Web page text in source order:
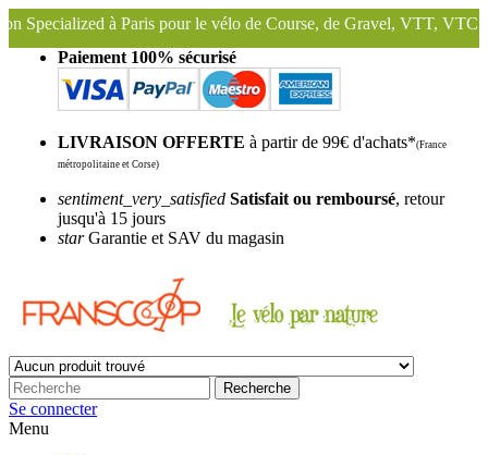
pour le vélo de Course, de Gravel, VTT, VTC ...
Nous
Paiement 100% sécurisé
LIVRAISON OFFERTE à partir de 99€ d'achats*(France
métropolitaine et Corse)
sentiment_very_satisfied Satisfait ou remboursé, retour
jusqu'à 15 jours
starGarantie et SAV du magasin
Recherche
Se connecter
Menu